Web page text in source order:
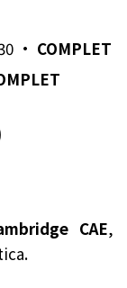
· COMPLET
CAE,